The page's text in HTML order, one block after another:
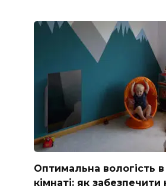
Оптимальна вологість
кімнаті: як